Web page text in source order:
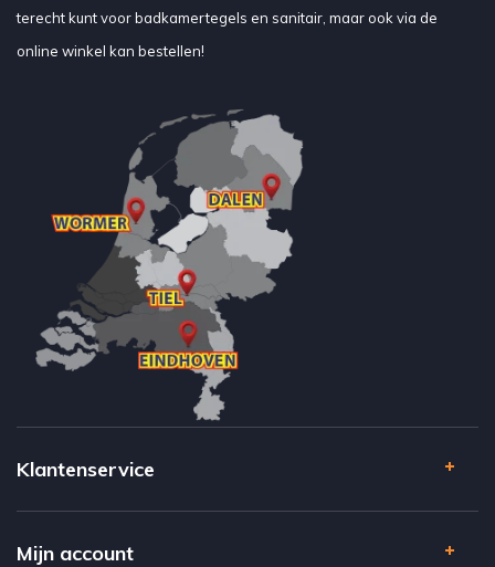
terecht kunt voor badkamertegels en sanitair, maar ook via de
online winkel kan bestellen!
Klantenservice
Mijn account